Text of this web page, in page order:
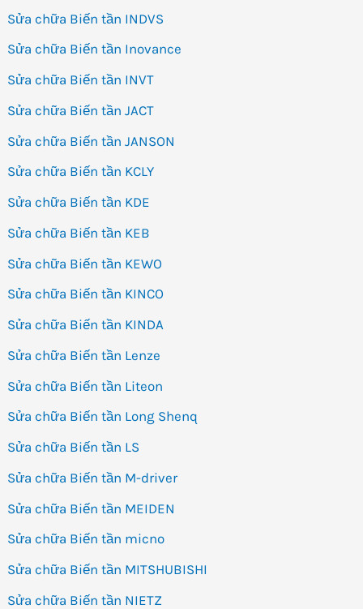
Sửa chữa Biến tần INDVS
Sửa chữa Biến tần Inovance
Sửa chữa Biến tần INVT
Sửa chữa Biến tần JACT
Sửa chữa Biến tần JANSON
Sửa chữa Biến tần KCLY
Sửa chữa Biến tần KDE
Sửa chữa Biến tần KEB
Sửa chữa Biến tần KEWO
Sửa chữa Biến tần KINCO
Sửa chữa Biến tần KINDA
Sửa chữa Biến tần Lenze
Sửa chữa Biến tần Liteon
Sửa chữa Biến tần Long Shenq
Sửa chữa Biến tần LS
Sửa chữa Biến tần M-driver
Sửa chữa Biến tần MEIDEN
Sửa chữa Biến tần micno
Sửa chữa Biến tần MITSHUBISHI
Sửa chữa Biến tần NIETZ